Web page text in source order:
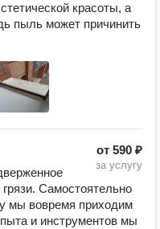
красоты, а
пыль может причинить
от 590 ₽
за услугу
Самостоятельно
мы вовремя приходим
и инструментов мы